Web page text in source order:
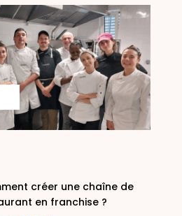
créer une chaîne de
en franchise ?